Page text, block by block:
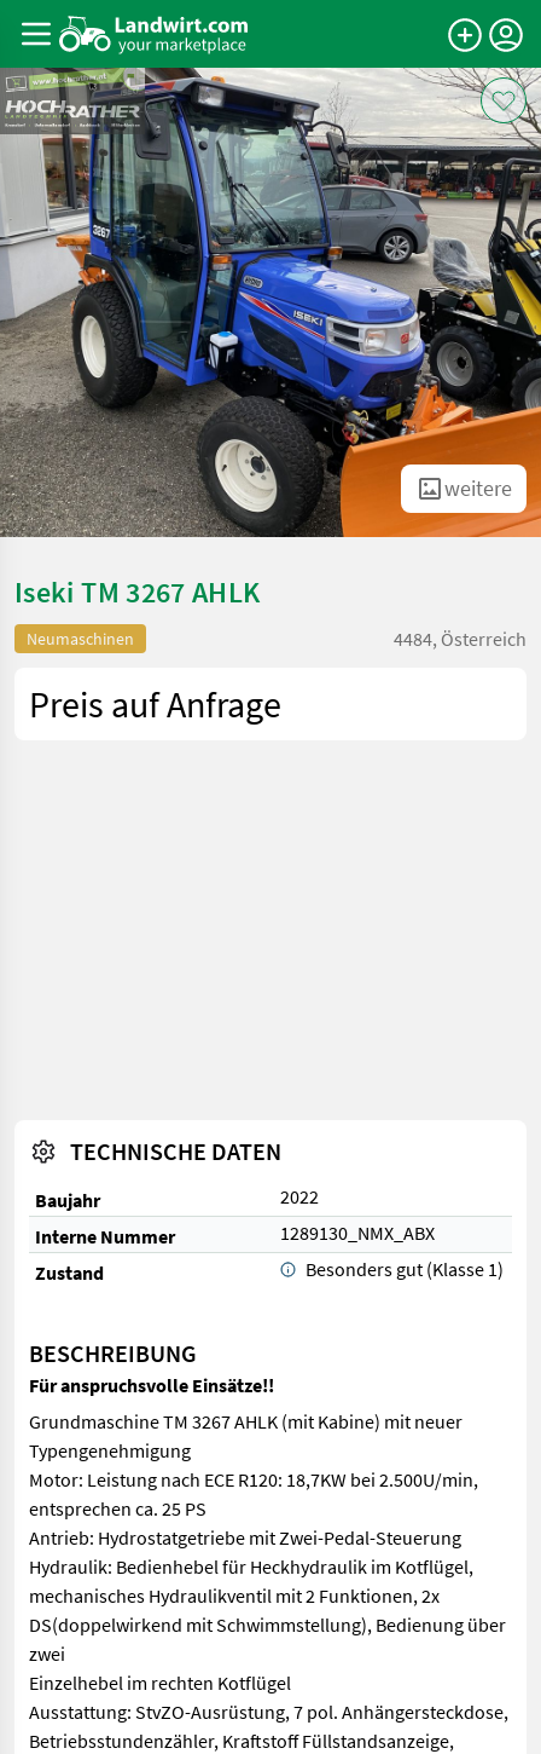
weitere
Iseki TM 3267 AHLK
Neumaschinen 4484, Österreich
Preis auf Anfrage
TECHNISCHE DATEN
Baujahr
2022
Interne Nummer
1289130_NMX_ABX
Zustand
Besonders gut (Klasse 1)
BESCHREIBUNG
Für anspruchsvolle Einsätze!!
Grundmaschine TM 3267 AHLK (mit Kabine) mit neuer
Typengenehmigung
Motor: Leistung nach ECE R120: 18,7KW bei 2.500U/min,
entsprechen ca. 25 PS
Antrieb: Hydrostatgetriebe mit Zwei-Pedal-Steuerung
Hydraulik: Bedienhebel für Heckhydraulik im Kotflügel,
mechanisches Hydraulikventil mit 2 Funktionen, 2x
DS(doppelwirkend mit Schwimmstellung), Bedienung über
zwei
Einzelhebel im rechten Kotflügel
Ausstattung: StvZO-Ausrüstung, 7 pol. Anhängersteckdose,
Betriebsstundenzähler, Kraftstoff Füllstandsanzeige,